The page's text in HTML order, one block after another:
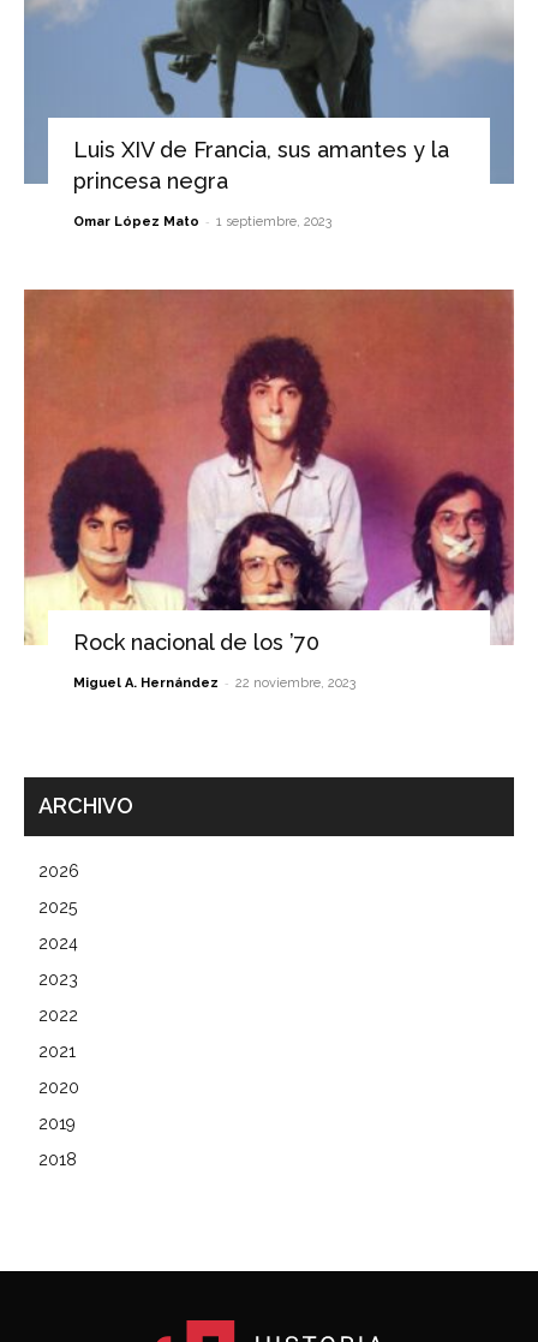
Luis XIV de Francia, sus amantes y la
princesa negra
Omar López Mato - 1 septiembre, 2023
Rock nacional de los ’70
Miguel A. Hernández - 22 noviembre, 2023
ARCHIVO
2026
2025
2024
2023
2022
2021
2020
2019
2018